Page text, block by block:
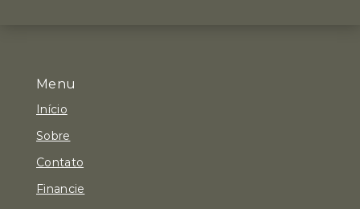
Menu
Início
Sobre
Contato
Financie